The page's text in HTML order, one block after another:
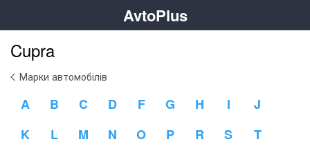
AvtoPlus
Cupra
Марки автомобілів
A B C D F G H I
J
K
L M N O P R S
T